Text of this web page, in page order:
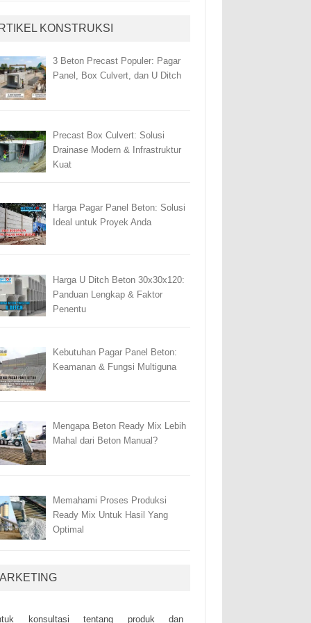
KONSTRUKSI
3 Beton Precast Populer: Pagar
Panel, Box Culvert, dan U Ditch
Precast Box Culvert: Solusi
Drainase Modern & Infrastruktur
Kuat
Harga Pagar Panel Beton: Solusi
Ideal untuk Proyek Anda
Harga U Ditch Beton 30x30x120:
Panduan Lengkap & Faktor
Penentu
Kebutuhan Pagar Panel Beton:
Keamanan & Fungsi Multiguna
Mengapa Beton Ready Mix Lebih
Mahal dari Beton Manual?
Memahami Proses Produksi
Ready Mix Untuk Hasil Yang
Optimal
kоnsultаsі tеntаng рrоduk dаn